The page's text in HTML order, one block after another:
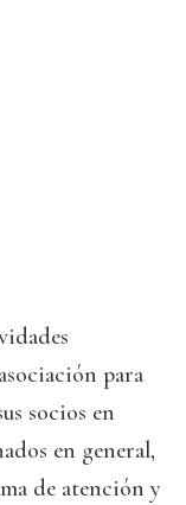
para
socios en
en general,
de atención y